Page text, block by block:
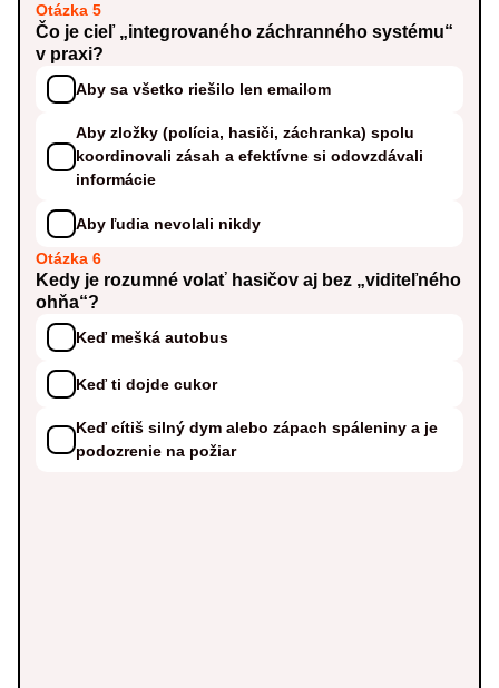
Otázka 5
Čo je cieľ „integrovaného záchranného systému“
v praxi?
Aby sa všetko riešilo len emailom
Aby zložky (polícia, hasiči, záchranka) spolu
koordinovali zásah a efektívne si odovzdávali
informácie
Aby ľudia nevolali nikdy
Otázka 6
Kedy je rozumné volať hasičov aj bez „viditeľného
ohňa“?
Keď mešká autobus
Keď ti dojde cukor
Keď cítiš silný dym alebo zápach spáleniny a je
podozrenie na požiar